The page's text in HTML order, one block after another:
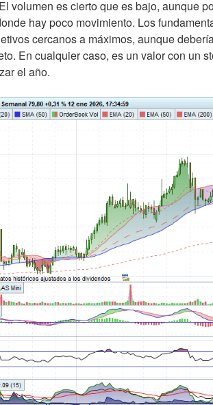
volumen es cierto que es bajo, aunque
hay poco movimiento. Los
cercanos a máximos, aunque
En cualquier caso, es un valor con un
el año.